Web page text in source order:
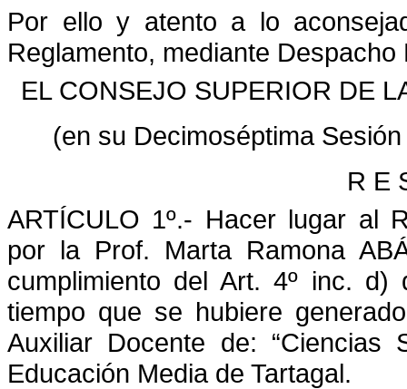
Por ello y atento a lo
Reglamento, mediante Despacho
EL CONSEJO SUPERIOR DE
(en su Decimoséptima
R E
ARTÍCULO 1º.- Hacer lugar al
por la Prof. Marta Ramona
cumplimiento del Art. 4º inc.
tiempo que se hubiere
Auxiliar Docente de: “Ciencias
Educación Media de Tartagal.